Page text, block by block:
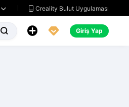
  Creality Bulut Uygulaması
   Giriş Yap